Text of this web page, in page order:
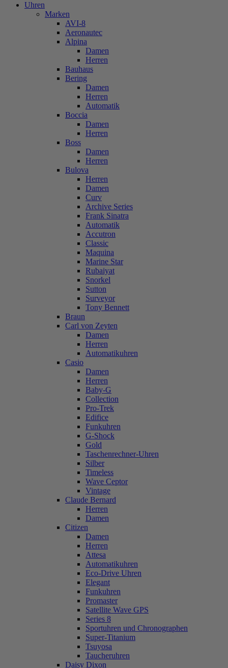
Uhren
Marken
AVI-8
Aeronautec
Alpina
Damen
Herren
Bauhaus
Bering
Damen
Herren
Automatik
Boccia
Damen
Herren
Boss
Damen
Herren
Bulova
Herren
Damen
Curv
Archive Series
Frank Sinatra
Automatik
Accutron
Classic
Maquina
Marine Star
Rubaiyat
Snorkel
Sutton
Surveyor
Tony Bennett
Braun
Carl von Zeyten
Damen
Herren
Automatikuhren
Casio
Damen
Herren
Baby-G
Collection
Pro-Trek
Edifice
Funkuhren
G-Shock
Gold
Taschenrechner-Uhren
Silber
Timeless
Wave Ceptor
Vintage
Claude Bernard
Herren
Damen
Citizen
Damen
Herren
Attesa
Automatikuhren
Eco-Drive Uhren
Elegant
Funkuhren
Promaster
Satellite Wave GPS
Series 8
Sportuhren und Chronographen
Super-Titanium
Tsuyosa
Taucheruhren
Daisy Dixon